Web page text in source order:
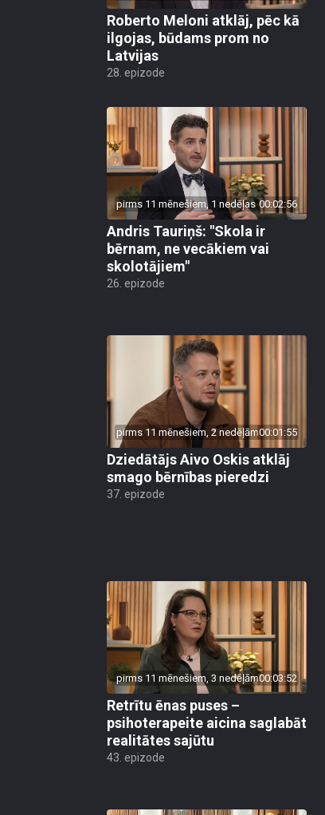
Roberto Meloni atklāj, pēc kā
ilgojas, būdams prom no
Latvijas
28. epizode
pirms 11 mēnešiem, 1 nedēļas 00:02:56
Andris Tauriņš: "Skola ir
bērnam, ne vecākiem vai
skolotājiem"
26. epizode
pirms 11 mēnešiem, 2 nedēļām00:01:55
Dziedātājs Aivo Oskis atklāj
smago bērnības pieredzi
37. epizode
pirms 11 mēnešiem, 3 nedēļām00:03:52
Retrītu ēnas puses –
psihoterapeite aicina saglabāt
realitātes sajūtu
43. epizode